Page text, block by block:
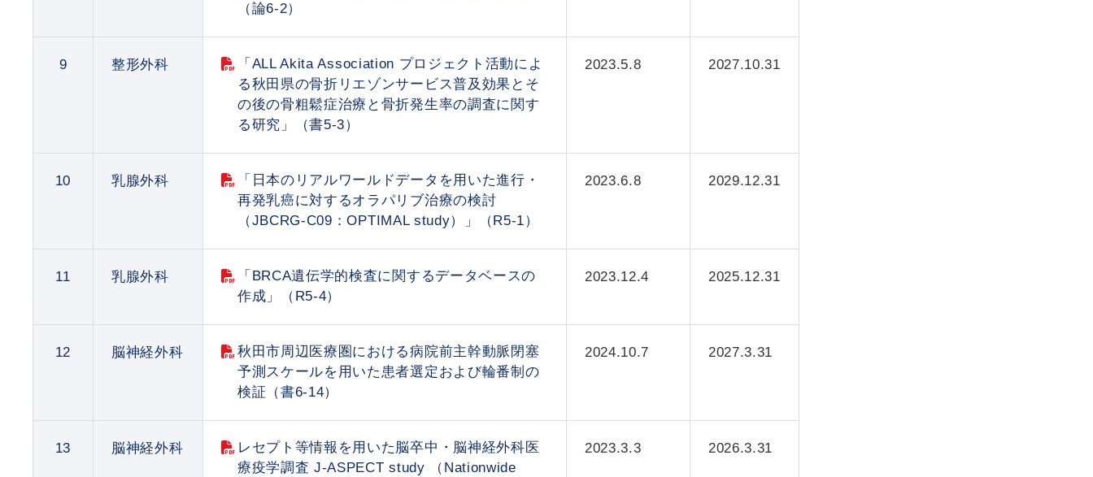
（論6-2）
9 整形外科
「ALL Akita Association プロジェクト活動によ
る秋田県の骨折リエゾンサービス普及効果とそ
の後の骨粗鬆症治療と骨折発生率の調査に関す
る研究」（書5-3）
2023.5.8 2027.10.31
10 乳腺外科
「日本のリアルワールドデータを用いた進行・
再発乳癌に対するオラパリブ治療の検討
（JBCRG-C09：OPTIMAL study）」（R5-1）
2023.6.8 2029.12.31
11 乳腺外科
「BRCA遺伝学的検査に関するデータベースの
作成」（R5-4）
2023.12.4 2025.12.31
12 脳神経外科
秋田市周辺医療圏における病院前主幹動脈閉塞
予測スケールを用いた患者選定および輪番制の
検証（書6-14）
2024.10.7 2027.3.31
13 脳神経外科
レセプト等情報を用いた脳卒中・脳神経外科医
療疫学調査 J-ASPECT study （Nationwide
2023.3.3 2026.3.31